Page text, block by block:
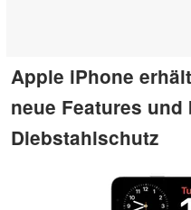
Apple iPhone
neue Features und
Diebstahlschutz